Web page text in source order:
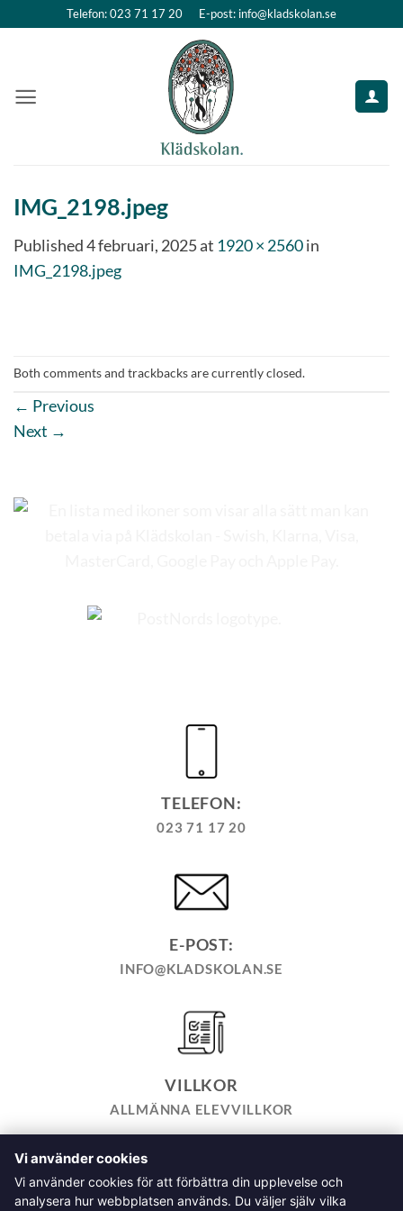
Telefon: 023 71 17 20 E-post: info@kladskolan.se
IMG_2198.jpeg
Published4 februari, 2025at 1920 × 2560in
IMG_2198.jpeg
Both comments and trackbacks are currently closed.
← Previous
Next →
TELEFON:
023 71 17 20
E-POST:
INFO@KLADSKOLAN.SE
VILLKOR
ALLMÄNNA ELEVVILLKOR
TILL KASSAN VARUKORG
HEMSIDEPOLICY
COOKIEPOLICY
INTEGRITETSPOLICY
Vi använder cookies
Vi använder cookies för att förbättra din upplevelse och
analysera hur webbplatsen används. Du väljer själv vilka